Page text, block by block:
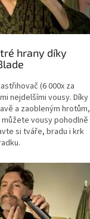
hrany díky
(6 000x za
nejdelšími vousy. Díky
a zaobleným hrotům,
vousy pohodlně
si tváře, bradu i krk